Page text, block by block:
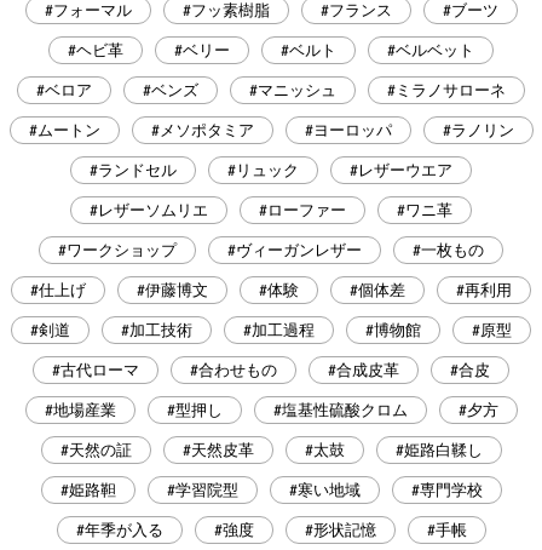
#フォーマル #フッ素樹脂 #フランス #ブーツ
#ヘビ革 #ベリー #ベルト #ベルベット
#ベロア #ベンズ #マニッシュ #ミラノサローネ
#ムートン #メソポタミア #ヨーロッパ #ラノリン
#ランドセル #リュック #レザーウエア
#レザーソムリエ #ローファー #ワニ革
#ワークショップ #ヴィーガンレザー #一枚もの
#仕上げ #伊藤博文 #体験 #個体差 #再利用
#剣道 #加工技術 #加工過程 #博物館 #原型
#古代ローマ #合わせもの #合成皮革 #合皮
#地場産業 #型押し #塩基性硫酸クロム #夕方
#天然の証 #天然皮革 #太鼓 #姫路白鞣し
#姫路靼 #学習院型 #寒い地域 #専門学校
#年季が入る #強度 #形状記憶 #手帳